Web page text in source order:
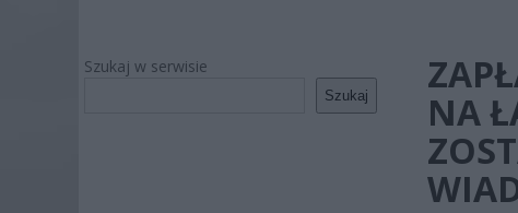
Szukaj w serwisie
Szukaj
NA